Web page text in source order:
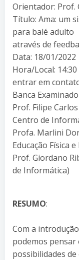
Orientador: Prof.
Título: Ama: um
para balé adulto
através de
Data: 18/01/2022
Hora/Local:
entrar em
Banca
Prof. Filipe
Centro de
Profa. Marlini
Educação Física e
Prof. Giordano
de Informática)
RESUMO:
Com a
podemos pensar
possibilidades